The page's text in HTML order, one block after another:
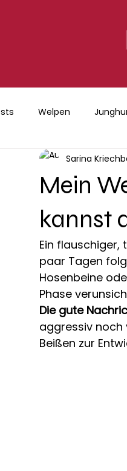
Welpen
Mein
kannst
Sarina
Ein flauschiger,
paar Tagen
Hosenbeine
Phase
Die gute
aggressiv noch
Beißen zur